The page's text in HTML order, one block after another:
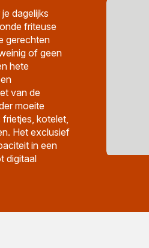
dagelijks
friteuse
gerechten
of geen
hete
van de
moeite
kotelet,
Het exclusief
in een
digitaal